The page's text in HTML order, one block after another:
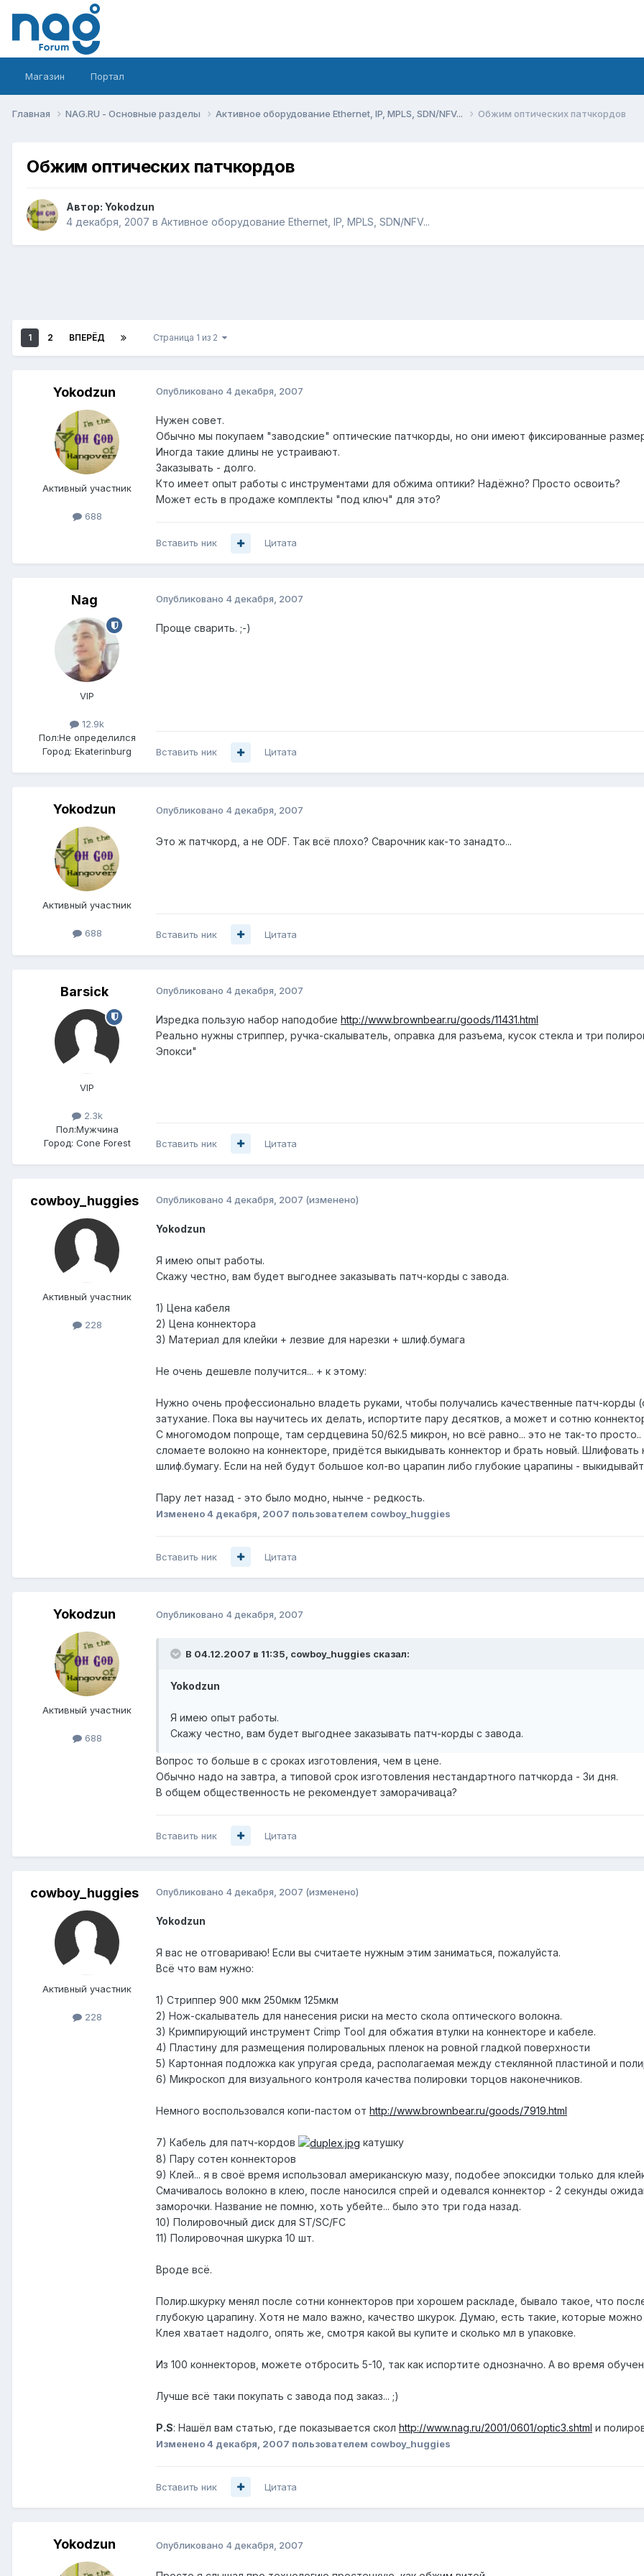
Магазин Портал
Главная NAG.RU - Основные разделы Активное оборудование Ethernet, IP, MPLS, SDN/NFV... Обжим оптических патчкордов
Обжим оптических патчкордов
Автор: Yokodzun
4 декабря, 2007 в Активное оборудование Ethernet, IP, MPLS, SDN/NFV...
1 2 ВПЕРЁД Страница 1 из 2
Yokodzun
Активный участник
688
Опубликовано 4 декабря, 2007
Нужен совет.
Обычно мы покупаем "заводские" оптические патчкорды, но они имеют фиксированные
Иногда такие длины не устраивают.
Заказывать - долго.
Кто имеет опыт работы с инструментами для обжима оптики? Надёжно? Просто освоить?
Может есть в продаже комплекты "под ключ" для это?
Вставить ник Цитата
Nag
VIP
12.9k
Пол:Не определился
Город: Ekaterinburg
Опубликовано 4 декабря, 2007
Проще сварить. ;-)
Вставить ник Цитата
Yokodzun
Активный участник
688
Опубликовано 4 декабря, 2007
Это ж патчкорд, а не ODF. Так всё плохо? Сварочник как-то занадто...
Вставить ник Цитата
Barsick
VIP
2.3k
Пол:Мужчина
Город: Cone Forest
Опубликовано 4 декабря, 2007
Изредка пользую набор наподобие http://www.brownbear.ru/goods/11431.html
Реально нужны стриппер, ручка-скалыватель, оправка для разъема, кусок стекла и три
Эпокси"
Вставить ник Цитата
cowboy_huggies
Активный участник
228
Опубликовано 4 декабря, 2007 (изменено)
Yokodzun
Я имею опыт работы.
Скажу честно, вам будет выгоднее заказывать патч-корды с завода.
1) Цена кабеля
2) Цена коннектора
3) Материал для клейки + лезвие для нарезки + шлиф.бумага
Не очень дешевле получится... + к этому:
Нужно очень профессионально владеть руками, чтобы получались качественные патч-
затухание. Пока вы научитесь их делать, испортите пару десятков, а может и сотню
С многомодом попроще, там сердцевина 50/62.5 микрон, но всё равно... это не так-то
сломаете волокно на коннекторе, придётся выкидывать коннектор и брать новый.
шлиф.бумагу. Если на ней будут большое кол-во царапин либо глубокие царапины -
Пару лет назад - это было модно, нынче - редкость.
Изменено4 декабря, 2007 пользователем cowboy_huggies
Вставить ник Цитата
Yokodzun
Активный участник
688
Опубликовано 4 декабря, 2007
В 04.12.2007 в 11:35, cowboy_huggies сказал:
Yokodzun
Я имею опыт работы.
Скажу честно, вам будет выгоднее заказывать патч-корды с завода.
Вопрос то больше в с сроках изготовления, чем в цене.
Обычно надо на завтра, а типовой срок изготовления нестандартного патчкорда - 3и дня.
В общем общественность не рекомендует заморачиваца?
Вставить ник Цитата
cowboy_huggies
Активный участник
228
Опубликовано 4 декабря, 2007 (изменено)
Yokodzun
Я вас не отговариваю! Если вы считаете нужным этим заниматься, пожалуйста.
Всё что вам нужно:
1) Стриппер 900 мкм 250мкм 125мкм
2) Нож-скалыватель для нанесения риски на место скола оптического волокна.
3) Кримпирующий инструмент Crimp Tool для обжатия втулки на коннекторе и кабеле.
4) Пластину для размещения полировальных пленок на ровной гладкой поверхности
5) Картонная подложка как упругая среда, располагаемая между стеклянной пластиной и
6) Микроскоп для визуального контроля качества полировки торцов наконечников.
Немного воспользовался копи-пастом от http://www.brownbear.ru/goods/7919.html
7) Кабель для патч-кордов
катушку
8) Пару сотен коннекторов
9) Клей... я в своё время использовал американскую мазу, подобее эпоксидки только для
Смачивалось волокно в клею, после наносился спрей и одевался коннектор - 2 секунды
заморочки. Название не помню, хоть убейте... было это три года назад.
10) Полировочный диск для ST/SC/FC
11) Полировочная шкурка 10 шт.
Вроде всё.
Полир.шкурку менял после сотни коннекторов при хорошем раскладе, бывало такое, что
глубокую царапину. Хотя не мало важно, качество шкурок. Думаю, есть такие, которые
Клея хватает надолго, опять же, смотря какой вы купите и сколько мл в упаковке.
Из 100 коннекторов, можете отбросить 5-10, так как испортите однозначно. А во время
Лучше всё таки покупать с завода под заказ... ;)
P.S: Нашёл вам статью, где показывается скол http://www.nag.ru/2001/0601/optic3.shtml и
Изменено4 декабря, 2007 пользователем cowboy_huggies
Вставить ник Цитата
Yokodzun Опубликовано 4 декабря, 2007